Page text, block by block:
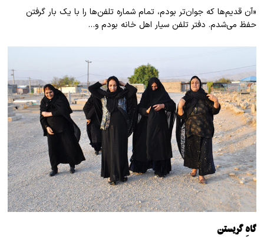
«آن قدیم‌ها که جوان‌تر بودم، تمام شماره تلفن‌ها را با یک بار گرفتن
حفظ می‌شدم. دفتر تلفن سیار اهل خانه بودم و…
گاهِ گریستن